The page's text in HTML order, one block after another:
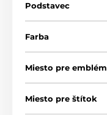
Podstavec
Farba
Miesto pre emblém
Miesto pre štítok